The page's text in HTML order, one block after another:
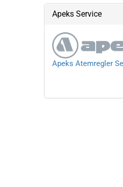
Apeks Service
Apeks Atemregler